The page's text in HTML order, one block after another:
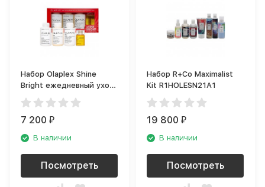
Набор Olaplex Shine
Bright ежедневный уход
и защита для волос
7 200₽
В наличии
Посмотреть
Набор R+Co Maximalist
Kit R1HOLESN21A1
19 800₽
В наличии
Посмотреть